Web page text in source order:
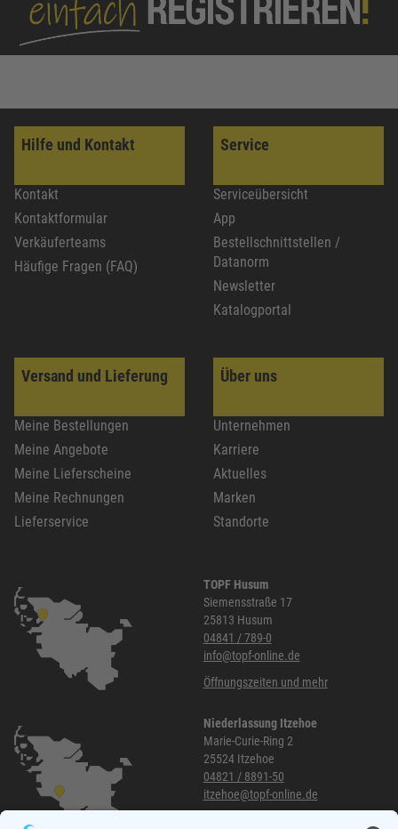
Hilfe und Kontakt
Kontakt
Kontaktformular
Verkäuferteams
Häufige Fragen (FAQ)
Service
Serviceübersicht
App
Bestellschnittstellen /
Datanorm
Newsletter
Katalogportal
Versand und Lieferung
Meine Bestellungen
Meine Angebote
Meine Lieferscheine
Meine Rechnungen
Lieferservice
Über uns
Unternehmen
Karriere
Aktuelles
Marken
Standorte
TOPF Husum
Siemensstraße 17
25813 Husum
04841 / 789-0
info@topf-online.de
Öffnungszeiten und mehr
Niederlassung Itzehoe
Marie-Curie-Ring 2
25524 Itzehoe
04821 / 8891-50
itzehoe@topf-online.de